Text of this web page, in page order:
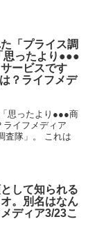
「プライス調
思ったより●●●
ービスです
？ライフメデ
思ったより●●●商
イフメディア
査隊」。 これは
して知られる
。別名はなん
ディア3/23こ